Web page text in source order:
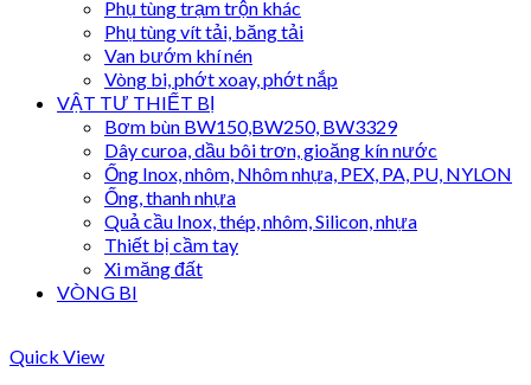
Phụ tùng trạm trộn khác
Phụ tùng vít tải, băng tải
Van bướm khí nén
Vòng bi, phớt xoay, phớt nắp
VẬT TƯ THIẾT BỊ
Bơm bùn BW150,BW250, BW3329
Dây curoa, dầu bôi trơn, gioăng kín nước
Ống Inox, nhôm, Nhôm nhựa, PEX, PA, PU, NYLON
Ống, thanh nhựa
Quả cầu Inox, thép, nhôm, Silicon, nhựa
Thiết bị cầm tay
Xi măng đất
VÒNG BI
Quick View